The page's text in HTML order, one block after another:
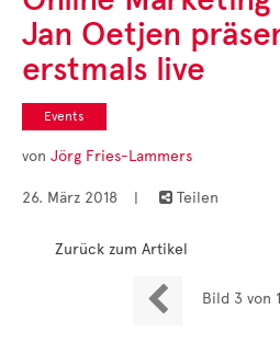
Cases
• Themen-Serien
• Kurzinterviews
Jan Oetjen
erstmals live
Events
von Jörg Fries-Lammers
26. März 2018 |  Teilen
Zurück zum Artikel
 Bild 3 von